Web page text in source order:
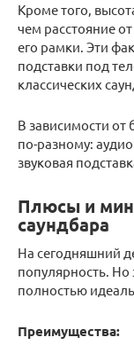
Кроме того,
чем расстояние
его рамки. Эти
подставки под
классических
В зависимости от
по-разному:
звуковая
Плюсы и
саундбара
На сегодняшний
популярность. Но
полностью
Преимущества: